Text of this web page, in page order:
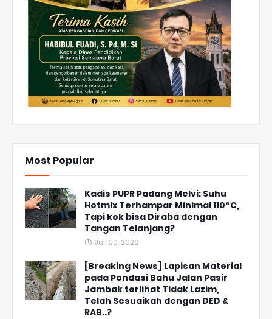
Most Popular
Kadis PUPR Padang Melvi: Suhu
Hotmix Terhampar Minimal 110°C,
Tapi kok bisa Diraba dengan
Tangan Telanjang?
Juli 30, 2026
[Breaking News] Lapisan Material
pada Pondasi Bahu Jalan Pasir
Jambak terlihat Tidak Lazim,
Telah Sesuaikah dengan DED &
RAB..?